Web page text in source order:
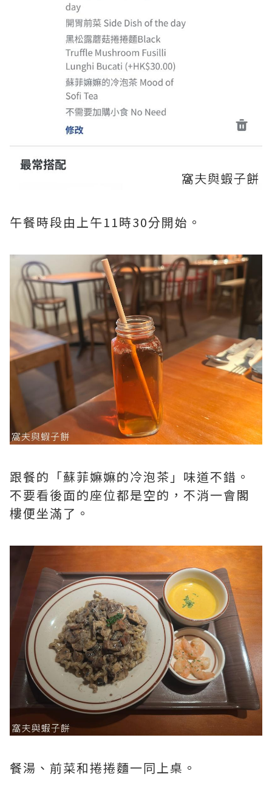
午餐時段由上午11時30分開始。
跟餐的「蘇菲嫲嫲的冷泡茶」味道不錯。
不要看後面的座位都是空的，不消一會閣
樓便坐滿了。
餐湯、前菜和捲捲麵一同上桌。